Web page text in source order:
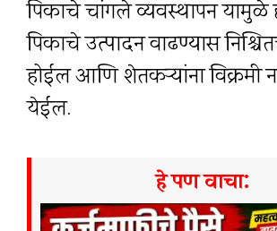
पिकाचे चांगले व्यवस्थापन यामुळे
पिकाचे उत्पादन वाढण्यास
होईल आणि शेतकऱ्यांना विक्रमी
येईल.
हे पण वाचा: